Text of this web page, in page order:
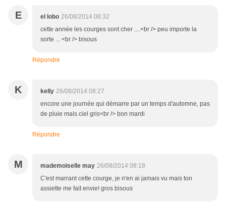
E el lobo 26/08/2014 08:32
cette année les courges sont cher ....<br /> peu importe la
sorte ... <br /> bisous
Répondre
K kelly 26/08/2014 08:27
encore une journée qui démarre par un temps d'automne, pas
de pluie mais ciel gris<br /> bon mardi
Répondre
M mademoiselle may 26/08/2014 08:18
C'est marrant cette courge, je n'en ai jamais vu mais ton
assiette me fait envie! gros bisous